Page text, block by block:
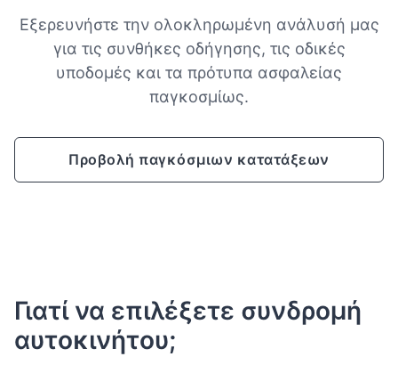
Εξερευνήστε την ολοκληρωμένη ανάλυσή μας
για τις συνθήκες οδήγησης, τις οδικές
υποδομές και τα πρότυπα ασφαλείας
παγκοσμίως.
Προβολή παγκόσμιων κατατάξεων
Γιατί να επιλέξετε συνδρομή
αυτοκινήτου;